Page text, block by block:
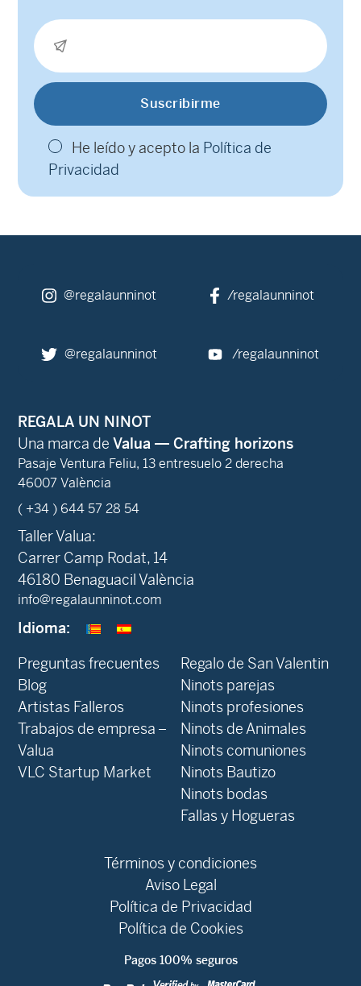
He leído y acepto la Política de
Privacidad
@regalaunninot /regalaunninot
@regalaunninot /regalaunninot
REGALA UN NINOT
Una marca de Valua — Crafting horizons
Pasaje Ventura Feliu, 13 entresuelo 2 derecha
46007 València
( +34 ) 644 57 28 54
Taller Valua:
Carrer Camp Rodat, 14
46180 Benaguacil València
info@regalaunninot.com
Idioma:
Preguntas frecuentes
Blog
Artistas Falleros
Trabajos de empresa –
Valua
VLC Startup Market
Regalo de San Valentin
Ninots parejas
Ninots profesiones
Ninots de Animales
Ninots comuniones
Ninots Bautizo
Ninots bodas
Fallas y Hogueras
Términos y condiciones
Aviso Legal
Política de Privacidad
Política de Cookies
Pagos 100% seguros